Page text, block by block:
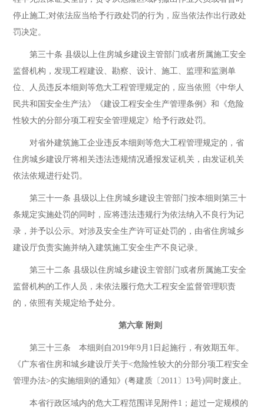
停止施工;对依法应当给予行政处罚的行为，应当依法作出行政处
罚决定。
第三十条 县级以上住房城乡建设主管部门或者所属施工安全
监督机构，发现工程建设、勘察、设计、施工、监理和监测单
位、人员违反本细则等危大工程管理规定的，应当依照《中华人
民共和国安全生产法》《建设工程安全生产管理条例》和《危险
性较大的分部分项工程安全管理规定》给予行政处罚。
对省外建筑施工企业违反本细则等危大工程管理规定的，省
住房城乡建设厅将相关违法违规情况通报发证机关，由发证机关
依法依规进行处罚。
第三十一条 县级以上住房城乡建设主管部门按本细则第三十
条规定实施处罚的同时，应将违法违规行为依法纳入不良行为记
录，并予以公示。对涉及安全生产许可证处罚的，由省住房城乡
建设厅负责实施并纳入建筑施工安全生产不良记录。
第三十二条 县级以住房城乡建设主管部门或者所属施工安全
监督机构的工作人员，未依法履行危大工程安全监督管理职责
的，依照有关规定给予处分。
第六章 附则
第三十三条 本细则自2019年9月1日起施行，有效期五年。
《广东省住房和城乡建设厅关于<危险性较大的分部分项工程安全
管理办法>的实施细则的通知》(粤建质〔2011〕13号)同时废止。
本省行政区域内的危大工程范围详见附件1；超过一定规模的